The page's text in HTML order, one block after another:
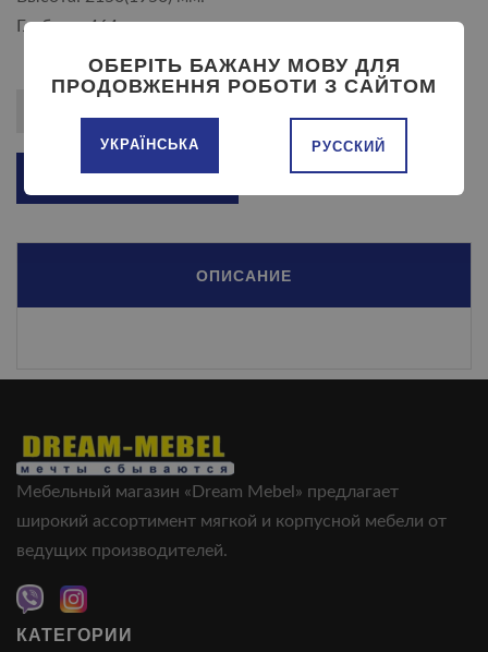
Глубина: 464 мм.
ДОБАВИТЬ В КОРЗИНУ
ОПИСАНИЕ
Мебельный магазин «Dream Mebel» предлагает
широкий ассортимент мягкой и корпусной мебели от
ведущих производителей.
КАТЕГОРИИ
ОБЕРІТЬ БАЖАНУ МОВУ ДЛЯ
ПРОДОВЖЕННЯ РОБОТИ З САЙТОМ
УКРАЇНСЬКА РУССКИЙ